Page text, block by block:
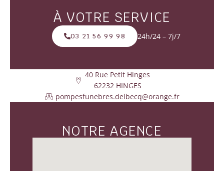
À VOTRE SERVICE
03 21 56 99 98 24h/24 – 7j/7
40 Rue Petit Hinges
62232 HINGES
pompesfunebres.delbecq@orange.fr
NOTRE AGENCE